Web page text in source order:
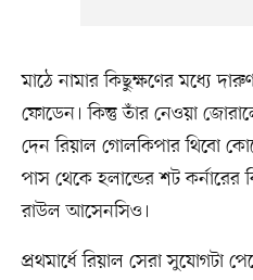
মাঠে নামার কিছুক্ষণের মধ্যে
ফোডেন। কিন্তু তাঁর নেওয়া
দেন রিয়াল গোলকিপার থিবো
পাস থেকে হলান্ডের শট কর্নারের
রাউল আসেনসিও।
প্রথমার্ধে রিয়াল সেরা সুযোগটা